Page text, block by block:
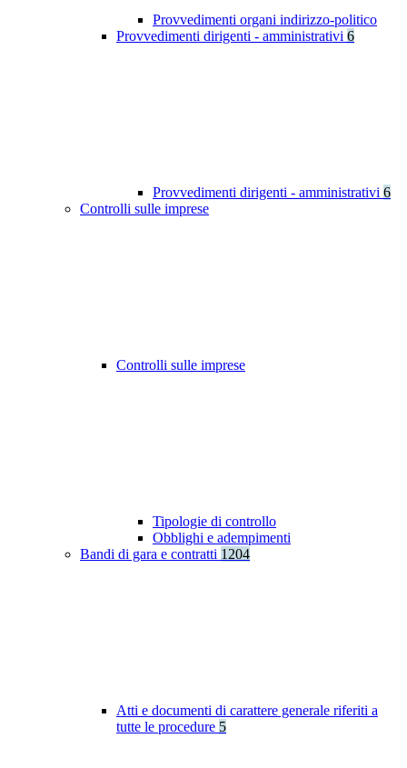
Provvedimenti organi indirizzo-politico
Provvedimenti dirigenti - amministrativi 6
Provvedimenti dirigenti - amministrativi 6
Controlli sulle imprese
Controlli sulle imprese
Tipologie di controllo
Obblighi e adempimenti
Bandi di gara e contratti 1204
Atti e documenti di carattere generale riferiti a
tutte le procedure 5